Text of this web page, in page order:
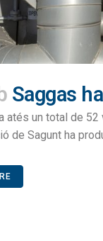
Saggas
atés un total de
de Sagunt ha